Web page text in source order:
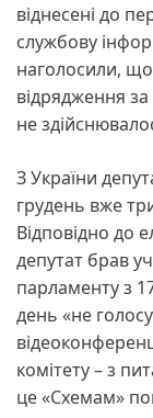
віднесені до
службову
наголосили,
відрядження
не
З України
грудень вже
Відповідно до
депутат брав
парламенту з
день «не
комітету – з
це «Схемам»